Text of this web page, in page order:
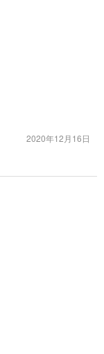
2020年12月16日